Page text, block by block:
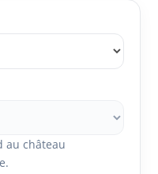
au château